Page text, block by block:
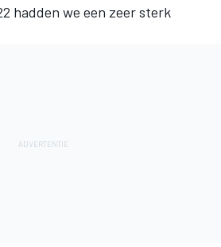
hadden we een zeer sterk